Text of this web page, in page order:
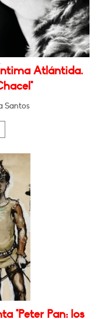
Atlántida.
Santos
"Peter Pan: los